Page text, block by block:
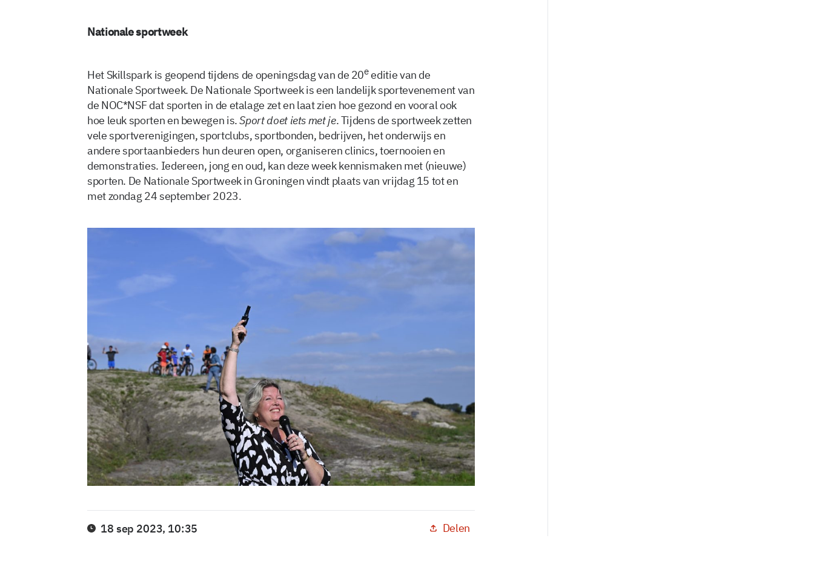
Nationale sportweek
Het Skillspark is geopend tijdens de openingsdag van de 20eeditie van de
Nationale Sportweek. De Nationale Sportweek is een landelijk sportevenement van
de NOC*NSF dat sporten in de etalage zet en laat zien hoe gezond en vooral ook
hoe leuk sporten en bewegen is.Sport doet iets met je. Tijdens de sportweek zetten
vele sportverenigingen, sportclubs, sportbonden, bedrijven, het onderwijs en
andere sportaanbieders hun deuren open, organiseren clinics, toernooien en
demonstraties. Iedereen, jong en oud, kan deze week kennismaken met (nieuwe)
sporten. De Nationale Sportweek in Groningen vindt plaats van vrijdag 15 tot en
met zondag 24 september 2023.
18 sep 2023, 10:35 Delen